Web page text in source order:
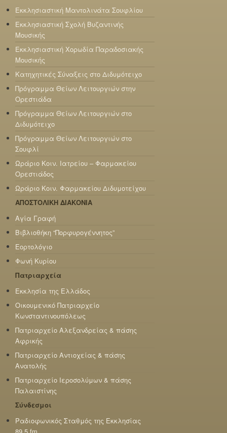
Εκκλησιαστική Μαντολινάτα Σουφλίου
Εκκλησιαστική Σχολή Βυζαντινής
Μουσικής
Εκκλησιαστική Χορωδία Παραδοσιακής
Μουσικής
Κατηχητικές Σύναξεις στο Διδυμότειχο
Πρόγραμμα Θείων Λειτουργιών στην
Ορεστιάδα
Πρόγραμμα Θείων Λειτουργιών στο
Διδυμότειχο
Πρόγραμμα Θείων Λειτουργιών στο
Σουφλί
Ωράριο Κοιν. Ιατρείου – Φαρμακείου
Ορεστιάδος
Ωράριο Κοιν. Φαρμακείου Διδυμοτείχου
ΑΠΟΣΤΟΛΙΚΗ ΔΙΑΚΟΝΙΑ
Αγία Γραφή
Βιβλιοθήκη “Πορφυρογέννητος”
Εορτολόγιο
Φωνή Κυρίου
Πατριαρχεία
Εκκλησία της Ελλάδος
Οικουμενικό Πατριαρχείο
Κωνσταντινουπόλεως
Πατριαρχείο Αλεξανδρείας & πάσης
Αφρικής
Πατριαρχείο Αντιοχείας & πάσης
Ανατολής
Πατριαρχείο Ιεροσολύμων & πάσης
Παλαιστίνης
Σύνδεσμοι
Ραδιοφωνικός Σταθμός της Εκκλησίας